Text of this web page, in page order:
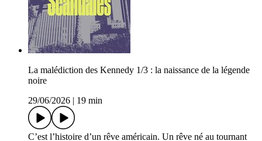
La malédiction des Kennedy 1/3 : la naissance de la légende
noire
29/06/2026
19 min
C’est l’histoire d’un rêve américain. Un rêve né au tournant